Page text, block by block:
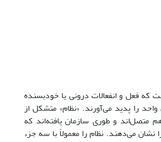
که فعل و انفعالات درونی یا خودبسنده
را پدید می‌آورند. «نظام» متشکل از
متصل‌اند و طوری سازمان یافته‌اند که
نشان می‌دهند. نظام را معمولاً با سه جزء